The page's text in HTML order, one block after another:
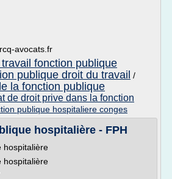
avocats.fr
fonction publique
publique droit du travail /
la fonction publique
de droit prive dans la fonction
publique hospitaliere conges
hospitalière - FPH
hospitalière
hospitalière